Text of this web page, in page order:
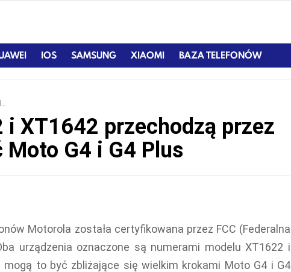
IOS SAMSUNG XIAOMI BAZA TELEFONÓW
XT1642 przechodzą przez
Moto G4 i G4 Plus
Motorola została certyfikowana przez FCC (Federalna
urządzenia oznaczone są numerami modelu XT1622 i
mogą to być zbliżające się wielkim krokami Moto G4 i G4